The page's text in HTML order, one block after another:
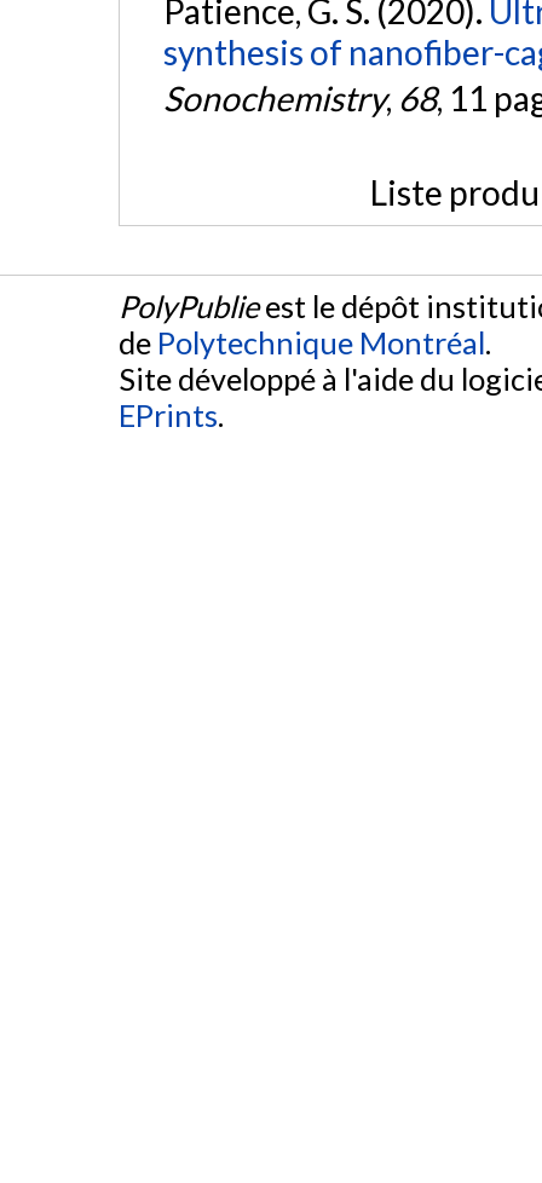
Patience, G. S. (2020).
synthesis of nanofiber-
Sonochemistry, 68, 11
Liste
PolyPublieest le dépôt
de Polytechnique Montréal.
Site développé à l'aide du
EPrints.